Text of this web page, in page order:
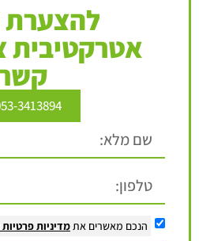
להצערת
אטרקטיבית
3413894
הנכם מאשרים אתמדיניות פרטיות